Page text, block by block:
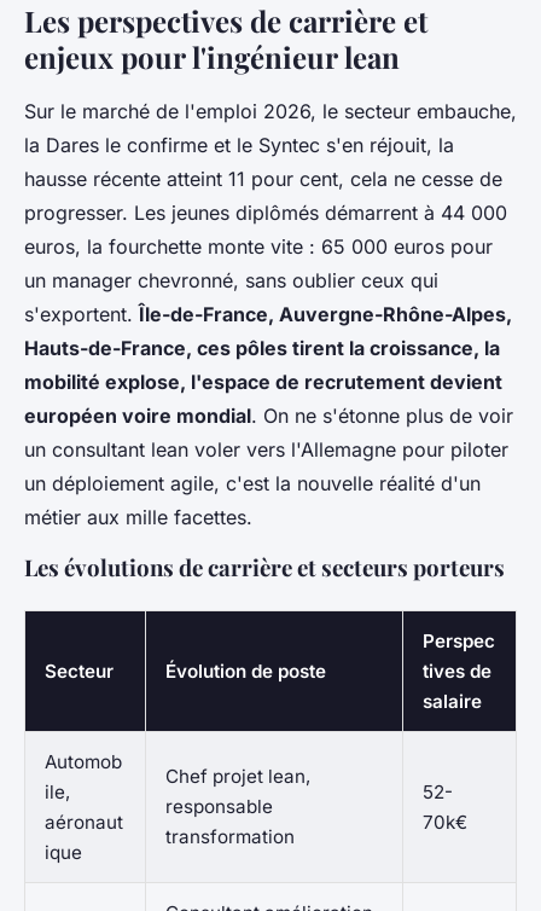
Les perspectives de carrière et
enjeux pour l'ingénieur lean
Sur le marché de l'emploi 2026, le secteur embauche,
la Dares le confirme et le Syntec s'en réjouit, la
hausse récente atteint 11 pour cent, cela ne cesse de
progresser. Les jeunes diplômés démarrent à 44 000
euros, la fourchette monte vite : 65 000 euros pour
un manager chevronné, sans oublier ceux qui
s'exportent. Île-de-France, Auvergne-Rhône-Alpes,
Hauts-de-France, ces pôles tirent la croissance, la
mobilité explose, l'espace de recrutement devient
européen voire mondial. On ne s'étonne plus de voir
un consultant lean voler vers l'Allemagne pour piloter
un déploiement agile, c'est la nouvelle réalité d'un
métier aux mille facettes.
Les évolutions de carrière et secteurs porteurs
Secteur Évolution de poste
Perspec
tives de
salaire
Automob
ile,
aéronaut
ique
Chef projet lean,
responsable
transformation
52-
70k€